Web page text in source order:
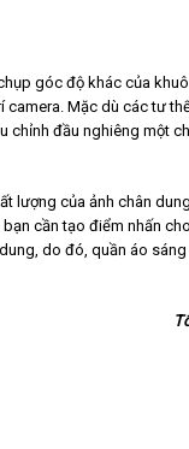
góc độ khác của
camera. Mặc dù các tư
chỉnh đầu nghiêng một
lượng của ảnh chân
cần tạo điểm nhấn
do đó, quần áo sáng